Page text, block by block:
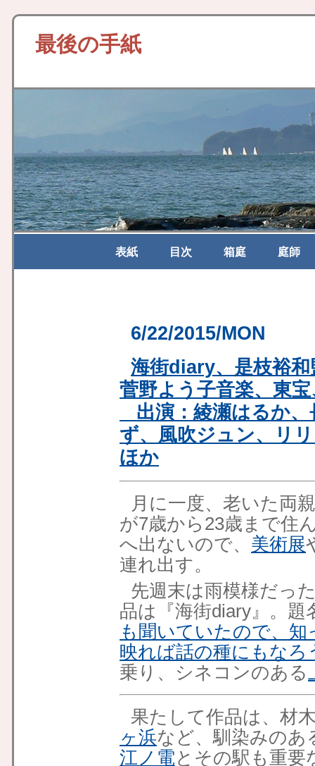
最後の手紙
表紙 目次 箱庭 庭師
6/22/2015/MON
海街diary、是枝裕和
菅野よう子音楽、東
出演：綾瀬はるか、
ず、風吹ジュン、リ
ほか
月に一度、老いた両
が7歳から23歳まで住
へ出ないので、 美術展
連れ出す。
先週末は雨模様だっ
品は『海街diary』。題
も聞いていたので、
映れば話の種にもな
乗り、シネコンのある
果たして作品は、材
ヶ浜など、馴染みのあ
江ノ電とその駅も重要